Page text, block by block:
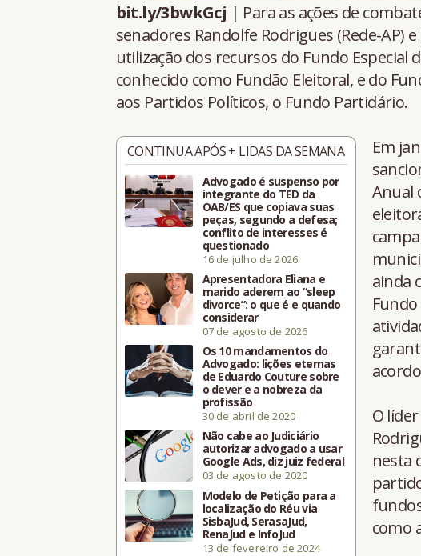
bit.ly/3bwkGcj | Para as ações de
senadores Randolfe Rodrigues (Rede-AP)
utilização dos recursos do Fundo Especial
conhecido como Fundão Eleitoral, e do
aos Partidos Políticos, o Fundo Partidário.
CONTINUA APÓS + LIDAS DA SEMANA
Advogado é suspenso por
integrante do TED da
OAB/ES que copiava suas
peças, segundo a defesa;
conflito de interesses é
questionado
16 de julho de 2026
Apresentadora Eliana e
marido aderem ao “sleep
divorce”: o que é e quando
considerar
07 de agosto de 2026
Os 10 mandamentos do
Advogado: lições eternas
de Eduardo Couture sobre
o dever e a nobreza da
profissão
30 de abril de 2020
Não cabe ao Judiciário
autorizar advogado a usar
Google Ads, diz juiz federal
03 de agosto de 2020
Modelo de Petição para a
localização do Réu via
SisbaJud, SerasaJud,
RenaJud e InfoJud
13 de fevereiro de 2024
Em
Anual
ainda
O
nesta
como